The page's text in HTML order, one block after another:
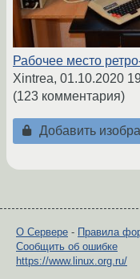
Рабочее место
Xintrea, 01.10.2020
(123 комментария)
Добавить
О Сервере - Правила
Сообщить об ошибке
https://www.linux.org.ru/